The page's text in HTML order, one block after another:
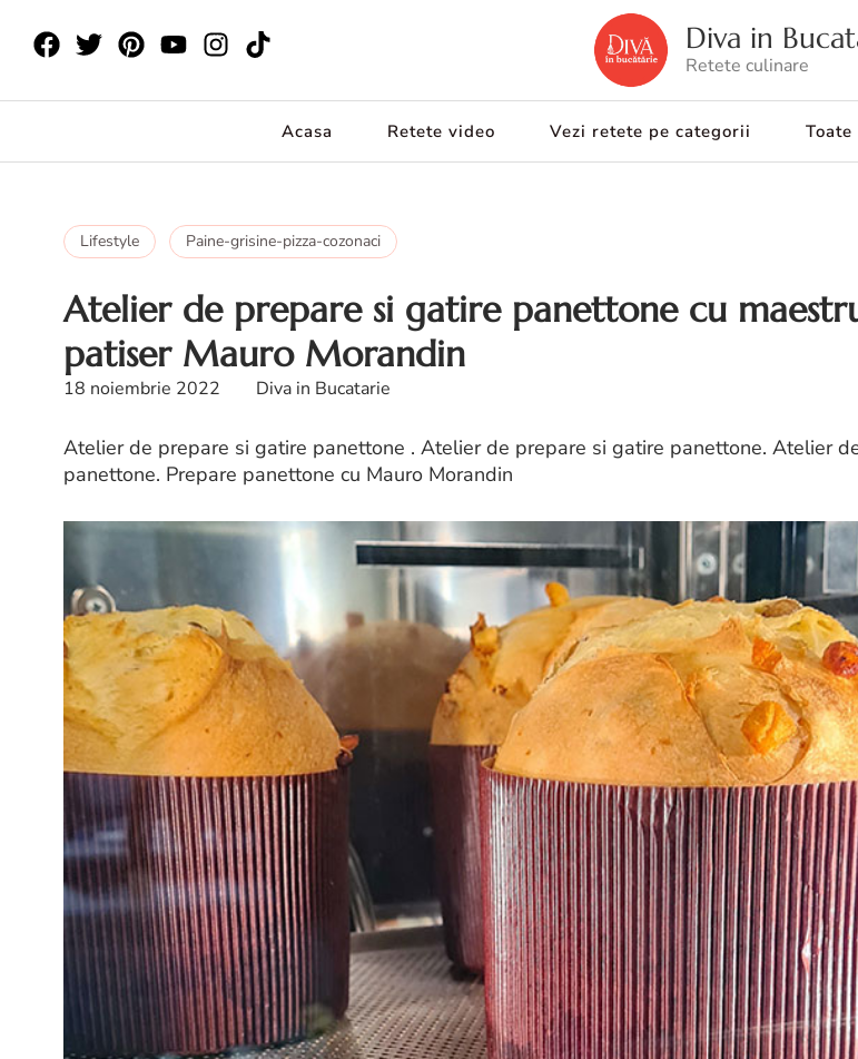
Diva in
Retete culinare
Acasa Retete video Vezi retete pe categorii
Lifestyle Paine-grisine-pizza-cozonaci
Atelier de prepare si gatire panettone cu
patiser Mauro Morandin
18 noiembrie 2022 Diva in Bucatarie
Atelier de prepare si gatire panettone . Atelier de prepare si gatire panettone. Atelier
panettone. Prepare panettone cu Mauro Morandin